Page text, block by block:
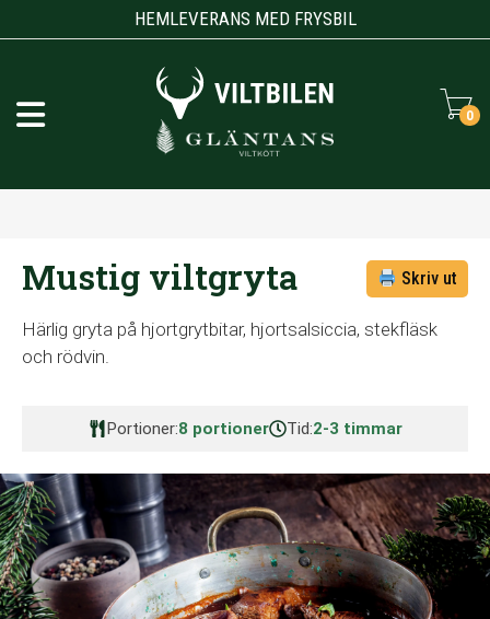
HEMLEVERANS MED FRYSBIL
0
Skriv ut
Mustig viltgryta
Härlig gryta på hjortgrytbitar, hjortsalsiccia, stekfläsk
och rödvin.
Portioner:8 portioner Tid:2-3 timmar